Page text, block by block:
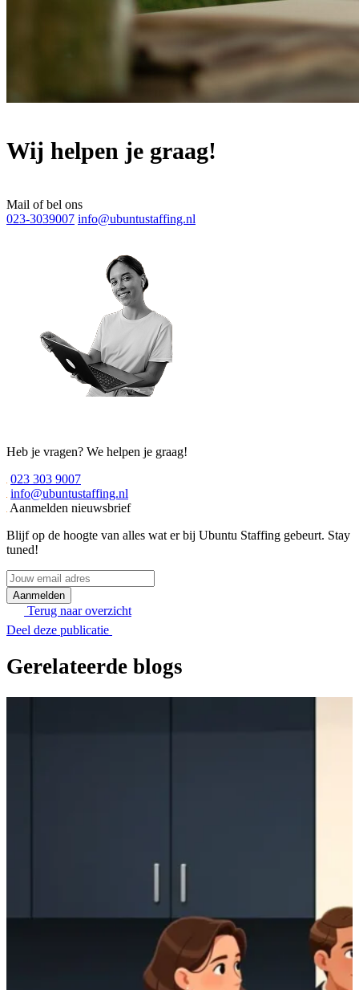
Wij helpen je graag!
Mail of bel ons
023-3039007 info@ubuntustaffing.nl
Heb je vragen? We helpen je graag!
023 303 9007
info@ubuntustaffing.nl
Aanmelden nieuwsbrief
Blijf op de hoogte van alles wat er bij Ubuntu Staffing gebeurt. Stay
tuned!
Jouw
email
adresTerug naar overzicht
Deel deze publicatie
Gerelateerde blogs